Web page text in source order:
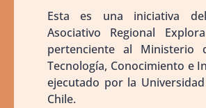
Esta es una iniciativa
Asociativo Regional
pertenciente al Ministerio
Tecnología, Conocimiento e
ejecutado por la
Chile.